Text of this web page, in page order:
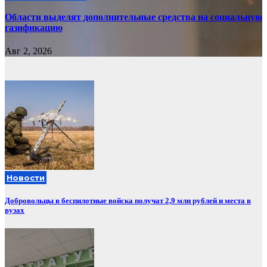
Области выделят дополнительные средства на социальную
газификацию
Авг 2, 2026
Новости
Добровольцы в беспилотные войска получат 2,9 млн рублей и места в
вузах